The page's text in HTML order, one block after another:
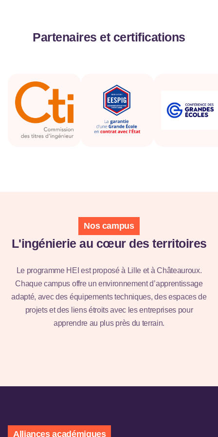
Partenaires et certifications
Nos campus
L'ingénierie au cœur des territoires
Le programme HEI est proposé à Lille et à Châteauroux.
Chaque campus offre un environnement d’apprentissage
adapté, avec des équipements techniques, des espaces de
projets et des liens étroits avec les entreprises pour
apprendre au plus près du terrain.
Campus de
Lille
Alliances académiques